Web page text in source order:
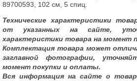
89700593, 102 см, 5 спиц.
Технические характеристики
от указанных на сайте,
характеристики товара на момент
Комплектация товара может
заглавной фотографии,
момент покупки и оплаты.
Вся информация на сайте о